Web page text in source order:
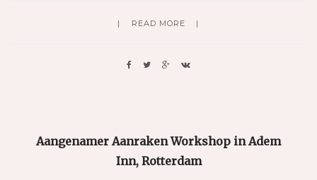
READ MORE
Aangenamer Aanraken Workshop in Adem
Inn, Rotterdam